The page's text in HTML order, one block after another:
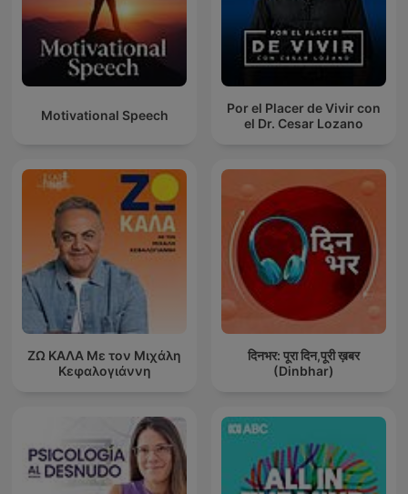
Motivational Speech
Por el Placer de Vivir con
el Dr. Cesar Lozano
ΖΩ ΚΑΛΑ Με τον Μιχάλη
Κεφαλογιάννη
दिनभर: पूरा दिन,पूरी ख़बर
(Dinbhar)